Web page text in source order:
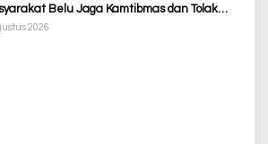
Belu Jaga Kamtibmas dan Tolak
2026